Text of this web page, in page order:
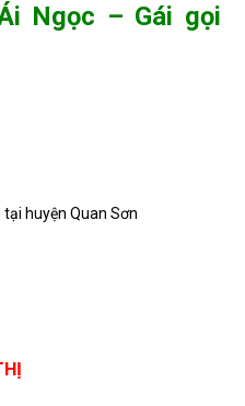
Ngọc – Gái gọi
huyện Quan Sơn